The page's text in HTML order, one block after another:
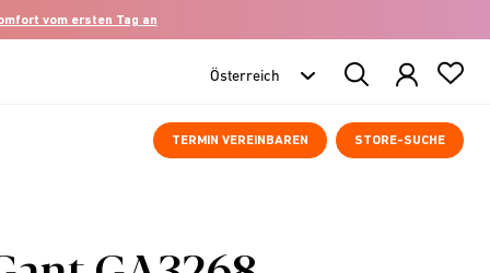
vom ersten Tag an
Search
Products
TERMIN VEREINBAREN STORE-SUCHE